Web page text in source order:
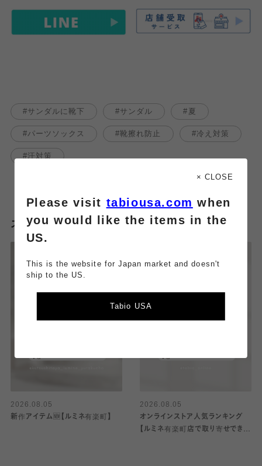
サンダルに靴下 サンダル 夏
パーツソックス 靴擦れ防止 冷え対策
汗対策
スタッフのその他のブログはこちら
2026.08.05
新作アイテム🆕【ルミネ有楽町】
2026.08.05
オンラインストア人気ランキング
【ルミネ有楽町店で取り寄せできま
× CLOSE
Please visit tabiousa.com when
you would like the items in the
US.
This is the website for Japan market and doesn't
ship to the US.
Tabio USA